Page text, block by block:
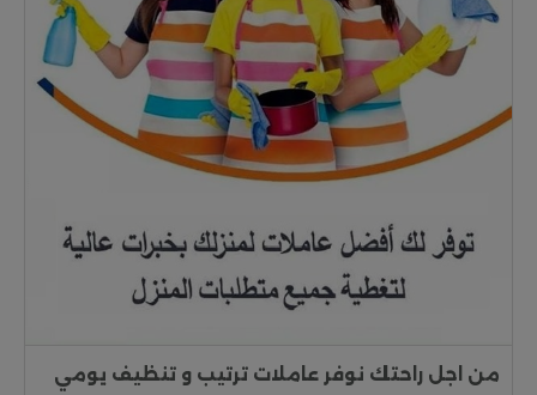
من اجل راحتك نوفر عاملات ترتيب و تنظيف يومي